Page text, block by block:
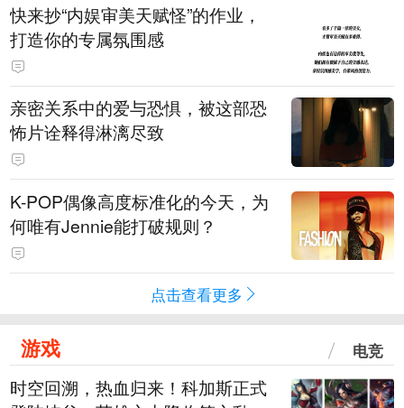
快来抄“内娱审美天赋怪”的作业，
打造你的专属氛围感
亲密关系中的爱与恐惧，被这部恐
怖片诠释得淋漓尽致
K-POP偶像高度标准化的今天，为
何唯有Jennie能打破规则？
点击查看更多
游戏 电竞
时空回溯，热血归来！科加斯正式